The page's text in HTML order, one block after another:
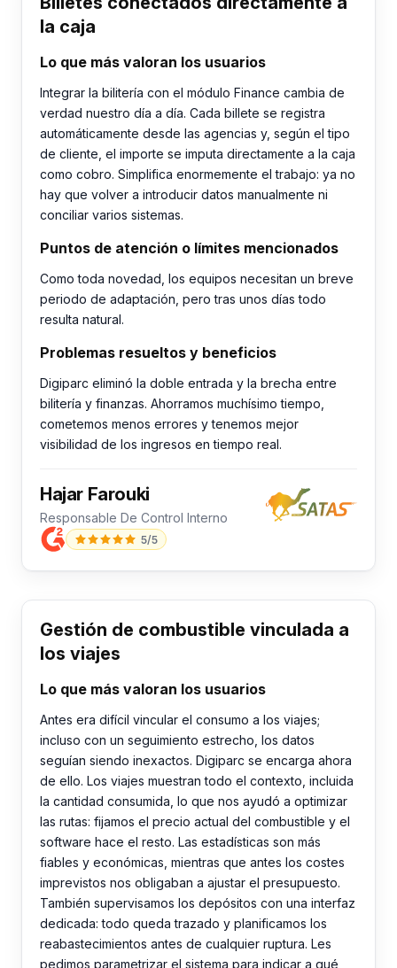
la caja
Lo que más valoran los usuarios
Integrar la bilitería con el módulo Finance cambia de
verdad nuestro día a día. Cada billete se registra
automáticamente desde las agencias y, según el tipo
de cliente, el importe se imputa directamente a la caja
como cobro. Simplifica enormemente el trabajo: ya no
hay que volver a introducir datos manualmente ni
conciliar varios sistemas.
Puntos de atención o límites mencionados
Como toda novedad, los equipos necesitan un breve
periodo de adaptación, pero tras unos días todo
resulta natural.
Problemas resueltos y beneficios
Digiparc eliminó la doble entrada y la brecha entre
bilitería y finanzas. Ahorramos muchísimo tiempo,
cometemos menos errores y tenemos mejor
visibilidad de los ingresos en tiempo real.
Hajar Farouki
Responsable De Control Interno
5/5
Gestión de combustible vinculada a
los viajes
Lo que más valoran los usuarios
Antes era difícil vincular el consumo a los viajes;
incluso con un seguimiento estrecho, los datos
seguían siendo inexactos. Digiparc se encarga ahora
de ello. Los viajes muestran todo el contexto, incluida
la cantidad consumida, lo que nos ayudó a optimizar
las rutas: fijamos el precio actual del combustible y el
software hace el resto. Las estadísticas son más
fiables y económicas, mientras que antes los costes
imprevistos nos obligaban a ajustar el presupuesto.
También supervisamos los depósitos con una interfaz
dedicada: todo queda trazado y planificamos los
reabastecimientos antes de cualquier ruptura. Les
pedimos parametrizar el sistema para indicar a qué